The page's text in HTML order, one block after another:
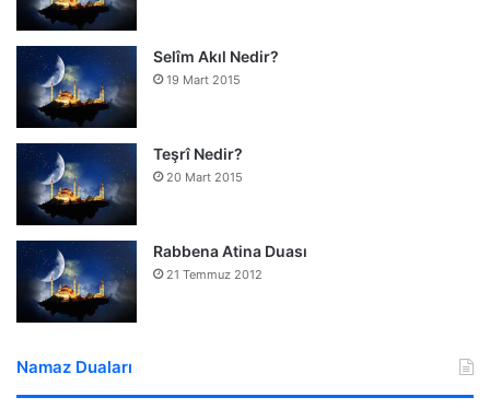
Selîm Akıl Nedir?
19 Mart 2015
Teşrî Nedir?
20 Mart 2015
Rabbena Atina Duası
21 Temmuz 2012
Namaz Duaları